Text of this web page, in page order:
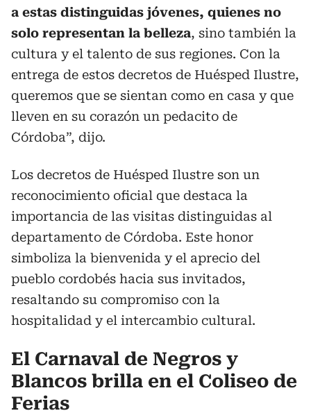
a estas distinguidas jóvenes, quienes no
solo representan la belleza, sino también la
cultura y el talento de sus regiones. Con la
entrega de estos decretos de Huésped Ilustre,
queremos que se sientan como en casa y que
lleven en su corazón un pedacito de
Córdoba”, dijo.
Los decretos de Huésped Ilustre son un
reconocimiento oficial que destaca la
importancia de las visitas distinguidas al
departamento de Córdoba. Este honor
simboliza la bienvenida y el aprecio del
pueblo cordobés hacia sus invitados,
resaltando su compromiso con la
hospitalidad y el intercambio cultural.
El Carnaval de Negros y
Blancos brilla en el Coliseo de
Ferias